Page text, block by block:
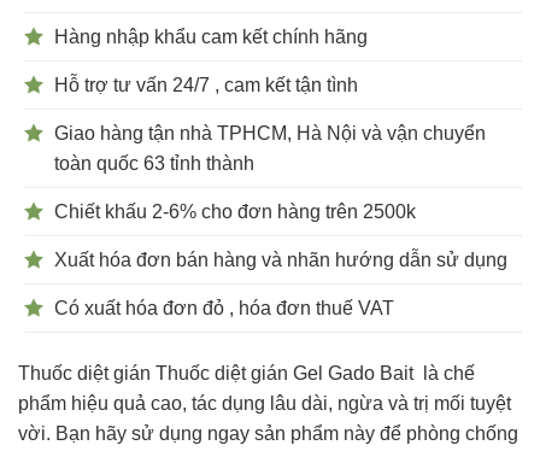
Hàng nhập khẩu cam kết chính hãng
Hỗ trợ tư vấn 24/7 , cam kết tận tình
Giao hàng tận nhà TPHCM, Hà Nội và vận chuyển
toàn quốc 63 tỉnh thành
Chiết khấu 2-6% cho đơn hàng trên 2500k
Xuất hóa đơn bán hàng và nhãn hướng dẫn sử dụng
Có xuất hóa đơn đỏ , hóa đơn thuế VAT
Thuốc diệt gián Thuốc diệt gián Gel Gado Bait là chế
phẩm hiệu quả cao, tác dụng lâu dài, ngừa và trị mối tuyệt
vời. Bạn hãy sử dụng ngay sản phẩm này để phòng chống